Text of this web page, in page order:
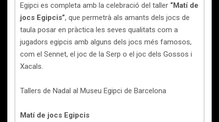
Egipci es completa amb la celebració del taller “Matí de
jocs Egipcis”, que permetrà als amants dels jocs de
taula posar en pràctica les seves qualitats com a
jugadors egipcis amb alguns dels jocs més famosos,
com el Sennet, el joc de la Serp o el joc dels Gossos i
Xacals.
Tallers de Nadal al Museu Egipci de Barcelona
Matí de jocs Egipcis